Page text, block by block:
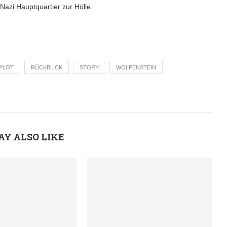
Hauptquartier zur Hölle.
RÜCKBLICK STORY WOLFENSTEIN
ALSO LIKE